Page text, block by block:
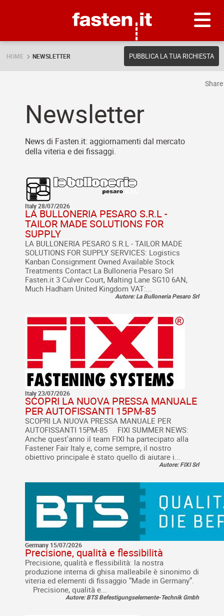
HOME NEWSLETTER PUBBLICA LA TUA RICHIESTA
Newsletter
News di Fasten.it: aggiornamenti dal mercato
della viteria e dei fissaggi.
Italy 28/07/2026
LA BULLONERIA PESARO S.R.L -
TAILOR MADE SOLUTIONS FOR
SUPPLY
LA BULLONERIA PESARO S.R.L - TAILOR MADE
SOLUTIONS FOR SUPPLY SERVICES: Logistics
Kanban Consignment Owned Available Stock
Treatments Contact La Bulloneria Pesaro Srl
Fasten.it 3 Culver Court, Malting Lane SG10 6AN,
Much Hadham United Kingdom VAT:...
Autore: La Bulloneria Pesaro Srl
Italy 23/07/2026
SCOPRI LA NUOVA PRESSA MANUALE
PER AUTOFISSANTI 15PM-85
SCOPRI LA NUOVA PRESSA MANUALE PER
AUTOFISSANTI 15PM-85 FIXI SUMMER NEWS:
Anche quest'anno il team FIXI ha partecipato alla
Fastener Fair Italy e, come sempre, il nostro
obiettivo principale è stato quello di aiutare i...
Autore: FIXI Srl
Germany 15/07/2026
Precisione, qualità e flessibilità
Precisione, qualità e flessibilità: la nostra
produzione interna di ghisa malleabile è sinonimo di
viteria ed elementi di fissaggio “Made in Germany”.
Precisione, qualità e...
Autore: BTS Befestigungselemente-Technik Gmbh
Share